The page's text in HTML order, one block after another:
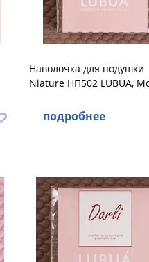
Наволочка для подушки
Niature НП502 LUBUA,
подробнее